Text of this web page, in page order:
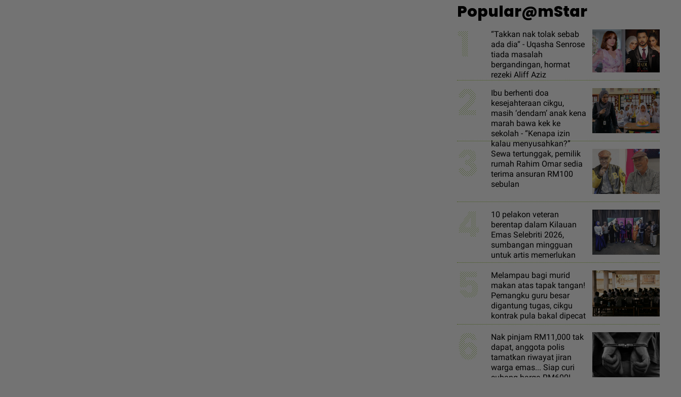
Popular@mStar
1
“Takkan nak tolak sebab
ada dia“ - Uqasha Senrose
tiada masalah
bergandingan, hormat
rezeki Aliff Aziz
2
Ibu berhenti doa
kesejahteraan cikgu,
masih ‘dendam’ anak kena
marah bawa kek ke
sekolah - “Kenapa izin
kalau menyusahkan?”
3
Sewa tertunggak, pemilik
rumah Rahim Omar sedia
terima ansuran RM100
sebulan
4
10 pelakon veteran
berentap dalam Kilauan
Emas Selebriti 2026,
sumbangan mingguan
untuk artis memerlukan
5
Melampau bagi murid
makan atas tapak tangan!
Pemangku guru besar
digantung tugas, cikgu
kontrak pula bakal dipecat
6
Nak pinjam RM11,000 tak
dapat, anggota polis
tamatkan riwayat jiran
warga emas... Siap curi
subang harga RM600!